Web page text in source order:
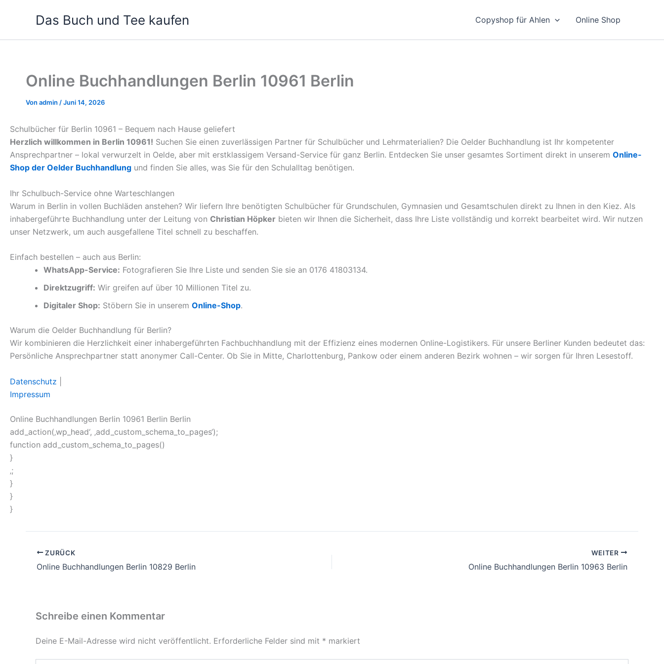
Das Buch und Tee kaufen Copyshop für Ahlen Online Shop
Online Buchhandlungen Berlin 10961 Berlin
Von admin /Juni 14, 2026
Schulbücher für Berlin 10961 – Bequem nach Hause geliefert
Herzlich willkommen in Berlin 10961! Suchen Sie einen zuverlässigen Partner für Schulbücher und Lehrmaterialien? Die Oelder Buchhandlung ist Ihr kompetenter
Ansprechpartner – lokal verwurzelt in Oelde, aber mit erstklassigem Versand-Service für ganz Berlin. Entdecken Sie unser gesamtes Sortiment direkt in unserem Online-
Shop der Oelder Buchhandlung und finden Sie alles, was Sie für den Schulalltag benötigen.
Ihr Schulbuch-Service ohne Warteschlangen
Warum in Berlin in vollen Buchläden anstehen? Wir liefern Ihre benötigten Schulbücher für Grundschulen, Gymnasien und Gesamtschulen direkt zu Ihnen in den Kiez. Als
inhabergeführte Buchhandlung unter der Leitung von Christian Höpker bieten wir Ihnen die Sicherheit, dass Ihre Liste vollständig und korrekt bearbeitet wird. Wir nutzen
unser Netzwerk, um auch ausgefallene Titel schnell zu beschaffen.
Einfach bestellen – auch aus Berlin:
WhatsApp-Service: Fotografieren Sie Ihre Liste und senden Sie sie an 0176 41803134.
Direktzugriff: Wir greifen auf über 10 Millionen Titel zu.
Digitaler Shop: Stöbern Sie in unserem Online-Shop.
Warum die Oelder Buchhandlung für Berlin?
Wir kombinieren die Herzlichkeit einer inhabergeführten Fachbuchhandlung mit der Effizienz eines modernen Online-Logistikers. Für unsere Berliner Kunden bedeutet das:
Persönliche Ansprechpartner statt anonymer Call-Center. Ob Sie in Mitte, Charlottenburg, Pankow oder einem anderen Bezirk wohnen – wir sorgen für Ihren Lesestoff.
Datenschutz
Impressum
Online Buchhandlungen Berlin 10961 Berlin Berlin
add_action(‚wp_head‘, ‚add_custom_schema_to_pages‘);
function add_custom_schema_to_pages()
}
‚;
}
}
}
ZURÜCK
Online Buchhandlungen Berlin 10829 Berlin
WEITER
Online Buchhandlungen Berlin 10963 Berlin
Schreibe einen Kommentar
Deine E-Mail-Adresse wird nicht veröffentlicht. Erforderliche Felder sind mit * markiert